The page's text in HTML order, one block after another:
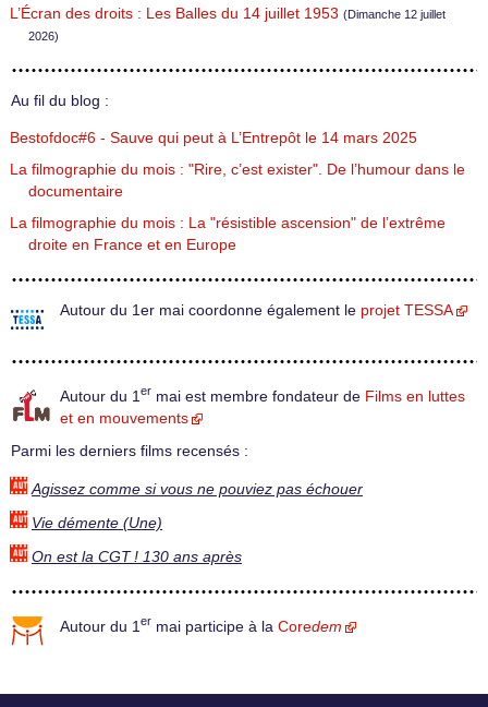
L’Écran des droits : Les Balles du 14 juillet 1953 (Dimanche 12 juillet
2026)
Au fil du blog :
Bestofdoc#6 - Sauve qui peut à L’Entrepôt le 14 mars 2025
La filmographie du mois : "Rire, c’est exister". De l’humour dans le
documentaire
La filmographie du mois : La "résistible ascension" de l’extrême
droite en France et en Europe
Autour du 1er mai coordonne également le projet TESSA
Autour du 1 er mai est membre fondateur de Films en luttes
et en mouvements
Parmi les derniers films recensés :
Agissez comme si vous ne pouviez pas échouer
Vie démente (Une)
On est la CGT ! 130 ans après
Autour du 1 er mai participe à la Coredem